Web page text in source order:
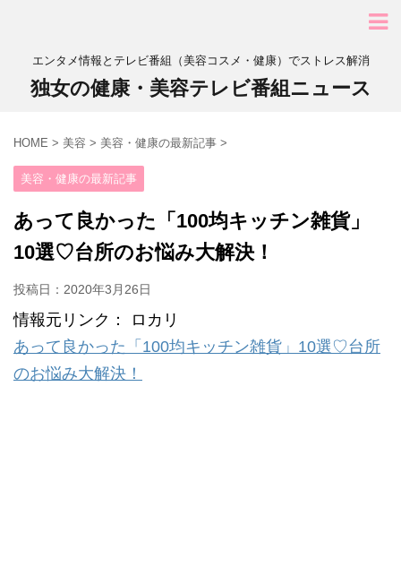
エンタメ情報とテレビ番組（美容コスメ・健康）でストレス解消
独女の健康・美容テレビ番組ニュース
HOME > 美容 > 美容・健康の最新記事 >
美容・健康の最新記事
あって良かった「100均キッチン雑貨」
10選♡台所のお悩み大解決！
投稿日： 2020年3月26日
情報元リンク： ロカリ
あって良かった「100均キッチン雑貨」10選♡台所
のお悩み大解決！